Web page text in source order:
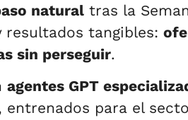
natural tras la
resultados tangibles:
sin perseguir.
agentes GPT
para el